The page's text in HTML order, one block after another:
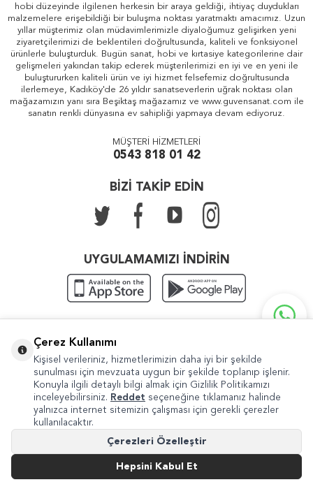
hobi düzeyinde ilgilenen herkesin bir araya geldiği, ihtiyaç duydukları
malzemelere erişebildiği bir buluşma noktası yaratmaktı amacımız. Uzun
yıllar müşterimiz olan müdavimlerimizle diyaloğumuz gelişirken yeni
ziyaretçilerimizi de beklentileri doğrultusunda, kaliteli ve fonksiyonel
ürünlerle buluşturduk. Bugün sanat, hobi ve kırtasiye kategorilerine dair
gelişmeleri yakından takip ederek müşterilerimizi en iyi ve en yeni ile
buluştururken kaliteli ürün ve iyi hizmet felsefemiz doğrultusunda
ilerlemeye, Kadıköy'de 26 yıldır sanatseverlerin uğrak noktası olan
mağazamızın yanı sıra Beşiktaş mağazamız ve www.guvensanat.com ile
sanatın renkli dünyasına ev sahipliği yapmaya devam ediyoruz.
MÜŞTERİ HİZMETLERİ
0543 818 01 42
BİZİ TAKİP EDİN
UYGULAMAMIZI İNDİRİN
ÖNEMLI BILGILER
HIZLI ERIŞIM
Copyright © 2022 Güven Sanat
Şikayet ve Önerileriniz İçininternet@guvensanat.com
Çerez Kullanımı
Kişisel verileriniz, hizmetlerimizin daha iyi bir şekilde
sunulması için mevzuata uygun bir şekilde toplanıp işlenir.
Konuyla ilgili detaylı bilgi almak için Gizlilik Politikamızı
inceleyebilirsiniz. Reddet seçeneğine tıklamanız halinde
yalnızca internet sitemizin çalışması için gerekli çerezler
kullanılacaktır.
Çerezleri Özelleştir
Hepsini Kabul Et